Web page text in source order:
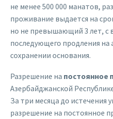
не менее 500 000 манатов,
проживание выдается на
но не превышающий 3 лет, с
последующего продления
сохранении основания.
Разрешение на постоянное
Азербайджанской
За три месяца до истечения
разрешение на постоянное